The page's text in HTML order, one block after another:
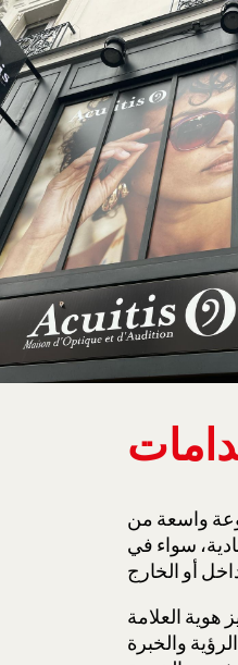
واسعة من
سواء في
هوية العلامة
والخبرة